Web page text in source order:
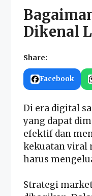
Dikenal
Share:
Facebook
Di era digital
yang dapat
efektif dan
kekuatan viral
harus
Strategi